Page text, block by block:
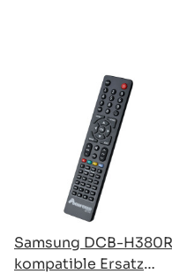
Samsung DCB-H380R
kompatible Ersatz